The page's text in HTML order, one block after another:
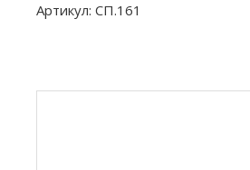
Артикул: СП.161